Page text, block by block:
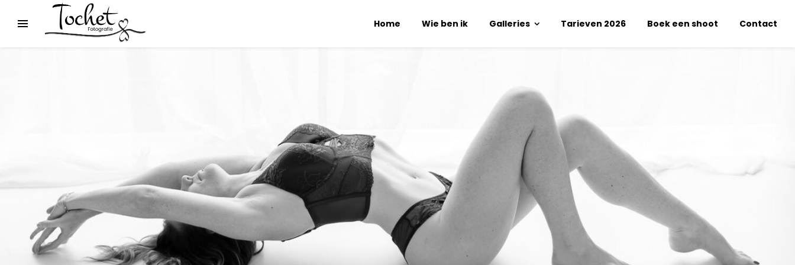
Home Wie ben ik Galleries Tarieven 2026 Boek een shoot Contact